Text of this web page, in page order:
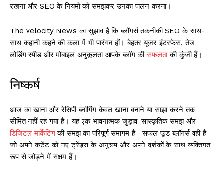
रखना और SEO के नियमों को समझकर उनका पालन करना।
The Velocity News का सुझाव है कि ब्लॉगर्स तकनीकी SEO के साथ-
साथ कहानी कहने की कला में भी पारंगत हों। बेहतर यूजर इंटरफेस, तेज
लोडिंग स्पीड और मोबाइल अनुकूलता आपके ब्लॉग कीसफलताकी कुंजी हैं।
निष्कर्ष
आज का खाना और रेसिपी ब्लॉगिंग केवल खाना बनाने या साझा करने तक
सीमित नहीं रह गया है। यह एक भावनात्मक जुड़ाव, सांस्कृतिक समझ और
डिजिटल मार्केटिंग की समझ का परिपूर्ण समागम है। सफल फूड ब्लॉगर्स वही हैं
जो अपने कंटेंट को नए ट्रेंड्स के अनुरूप और अपने दर्शकों के साथ व्यक्तिगत
रूप से जोड़ने में सक्षम हैं।